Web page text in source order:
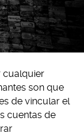
cualquier
son que
de vincular el
cuentas de